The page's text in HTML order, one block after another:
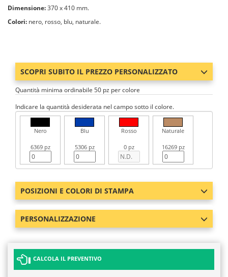
Dimensione:370 x 410 mm.
Colori: nero, rosso, blu, naturale.
SCOPRI SUBITO IL PREZZO PERSONALIZZATO
Quantità minima ordinabile 50 pz per colore
Indicare la quantità desiderata nel campo sotto il colore.
Nero
6369 pz
Blu
5306 pz
Rosso
0 pz
Naturale
16269 pz
POSIZIONI E COLORI DI STAMPA
PERSONALIZZAZIONE
CALCOLA IL PREVENTIVO